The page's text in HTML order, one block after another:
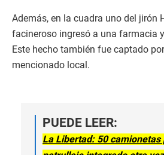
Además, en la cuadra uno del jirón
facineroso ingresó a una farmacia
Este hecho también fue captado
mencionado local.
PUEDE LEER:
La Libertad: 50 camionetas